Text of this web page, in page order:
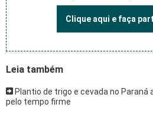
Clique aqui e faça
Leia também
Plantio de trigo e cevada no
pelo tempo firme